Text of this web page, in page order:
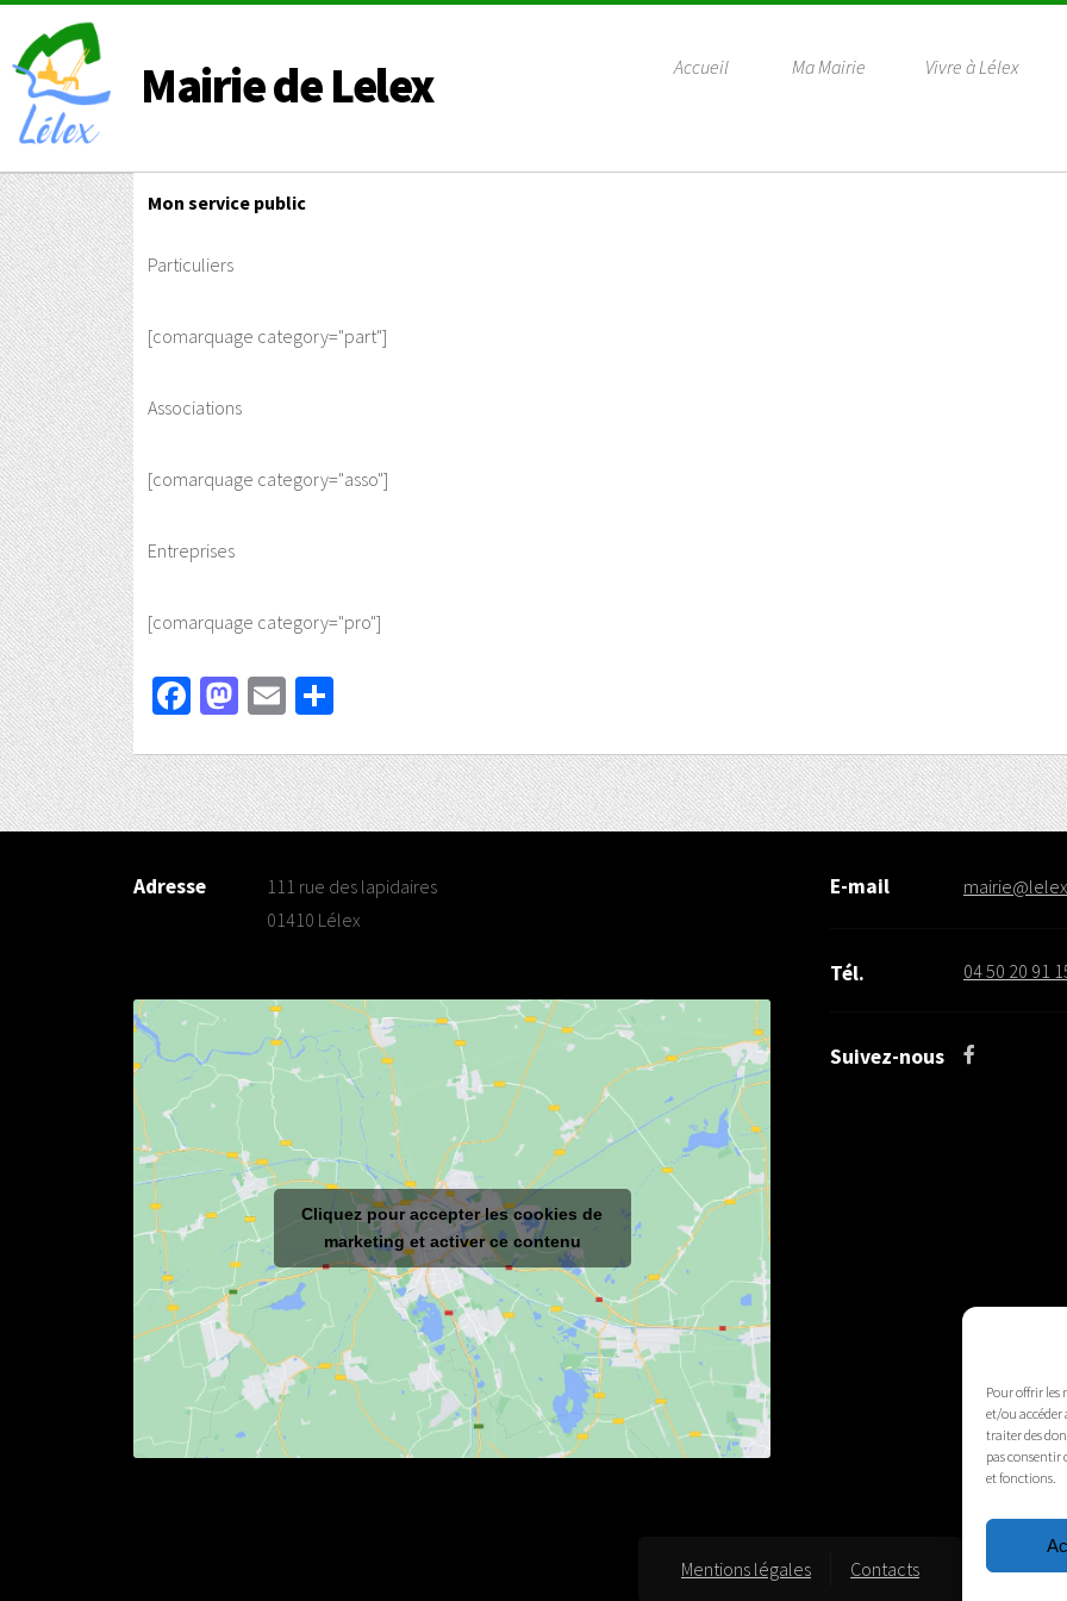
Pour offrir les
et/ou accéder
traiter des
pas consentir
et fonctions.
Mairie de Lelex Accueil Ma Mairie Vivre à Lélex
Mon service public
Particuliers
[comarquage category="part"]
Associations
[comarquage category="asso"]
Entreprises
[comarquage category="pro"]
Facebook
Mastodon
Email
Adresse
111 rue des lapidaires
01410 Lélex
Cliquez pour accepter les cookies de
marketing et activer ce contenu
E-mail
Tél. 04 50 20 91
Suivez-nous
Mentions légales Contacts